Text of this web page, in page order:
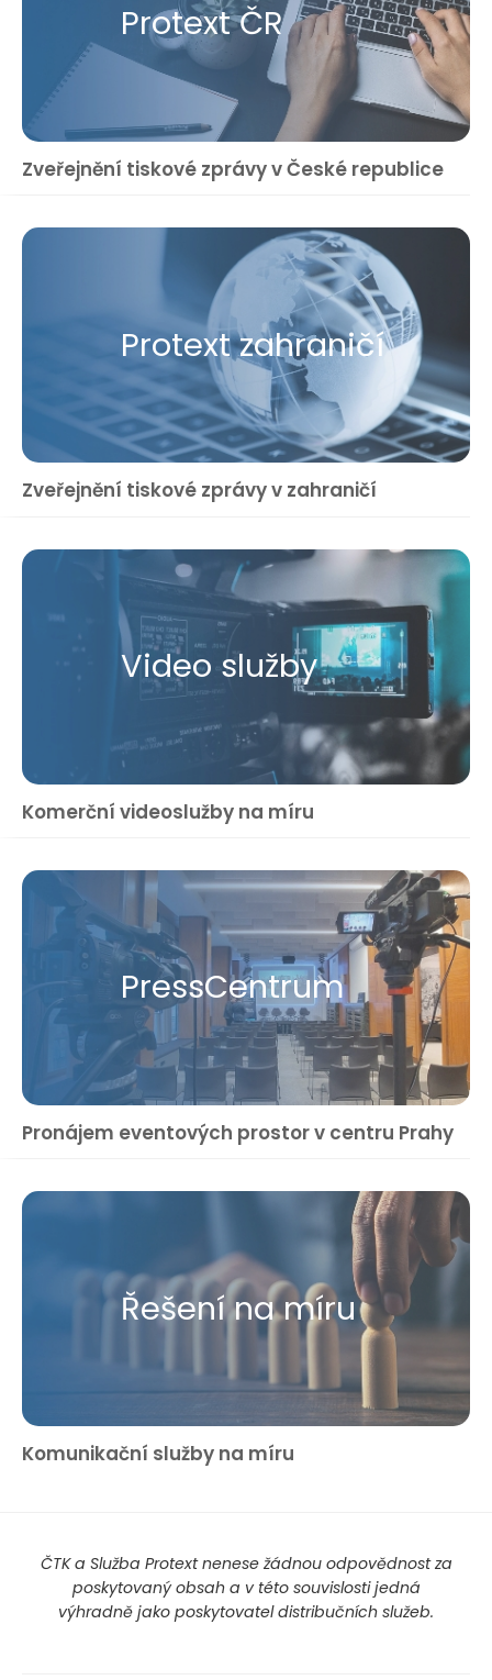
Protext ČR
Zveřejnění tiskové zprávy v České republice
Protext zahraničí
Zveřejnění tiskové zprávy v zahraničí
Video služby
Komerční videoslužby na míru
Press​Centrum
Pronájem eventových prostor v centru Prahy
Řešení na míru
Komunikační služby na míru
ČTK a Služba Protext nenese žádnou odpovědnost za
poskytovaný obsah a v této souvislosti jedná
výhradně jako poskytovatel distribučních služeb.